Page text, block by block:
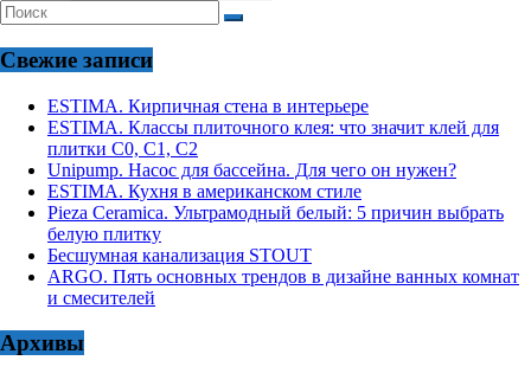
Свежие записи
ESTIMA. Кирпичная стена в интерьере
ESTIMA. Классы плиточного клея: что значит клей для
плитки С0, С1, С2
Unipump. Насос для бассейна. Для чего он нужен?
ESTIMA. Кухня в американском стиле
Pieza Ceramica. Ультрамодный белый: 5 причин выбрать
белую плитку
Бесшумная канализация STOUT
ARGO. Пять основных трендов в дизайне ванных комнат
и смесителей
Архивы